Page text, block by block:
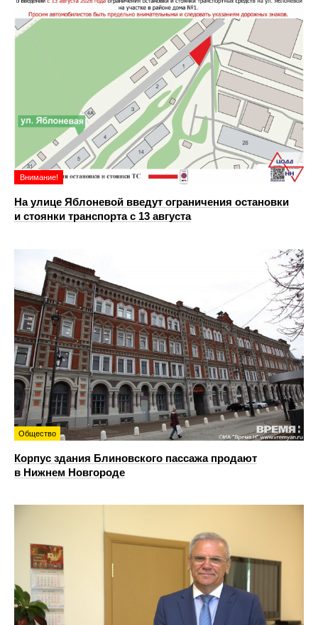
Внимание!
На улице Яблоневой введут ограничения остановки
и стоянки транспорта с 13 августа
Общество
Корпус здания Блиновского пассажа продают
в Нижнем Новгороде